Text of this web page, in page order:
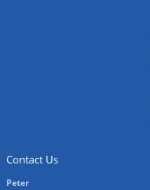
Contact Us
Peter